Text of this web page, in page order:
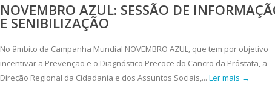
NOVEMBRO AZUL: SESSÃO DE
E SENIBILIZAÇÃO
No âmbito da Campanha Mundial NOVEMBRO AZUL, que tem por objetivo
incentivar a Prevenção e o Diagnóstico Precoce do Cancro da Próstata, a
Direção Regional da Cidadania e dos Assuntos Sociais,... Ler mais →